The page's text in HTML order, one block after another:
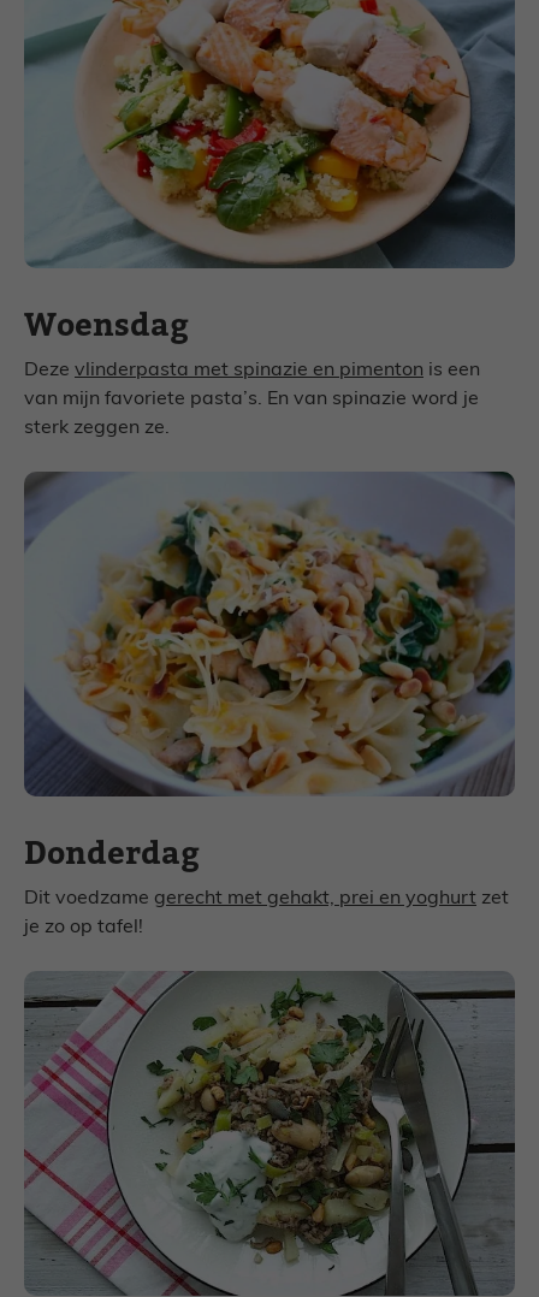
Woensdag
Deze vlinderpasta met spinazie en pimenton is een
van mijn favoriete pasta’s. En van spinazie word je
sterk zeggen ze.
Donderdag
Dit voedzame gerecht met gehakt, prei en yoghurt zet
je zo op tafel!